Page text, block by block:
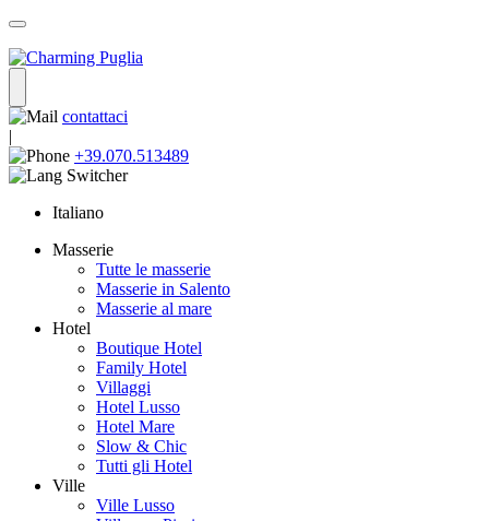
contattaci
|
+39.070.513489
Italiano
Masserie
Tutte le masserie
Masserie in Salento
Masserie al mare
Hotel
Boutique Hotel
Family Hotel
Villaggi
Hotel Lusso
Hotel Mare
Slow & Chic
Tutti gli Hotel
Ville
Ville Lusso